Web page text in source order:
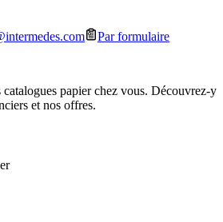
Par formulaire
papier chez vous. Découvrez-y
et nos offres.